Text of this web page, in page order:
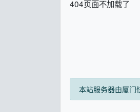
404页面不加载了
本站服务器由厦门